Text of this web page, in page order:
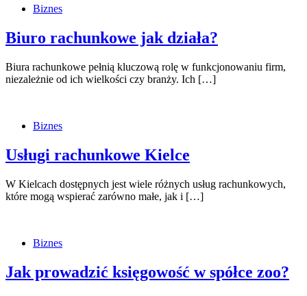
Biznes
Biuro rachunkowe jak działa?
Biura rachunkowe pełnią kluczową rolę w funkcjonowaniu firm,
niezależnie od ich wielkości czy branży. Ich […]
Biznes
Usługi rachunkowe Kielce
W Kielcach dostępnych jest wiele różnych usług rachunkowych,
które mogą wspierać zarówno małe, jak i […]
Biznes
Jak prowadzić księgowość w spółce zoo?